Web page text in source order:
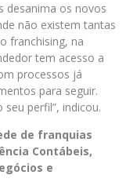
desanima os novos
não existem tantas
franchising, na
tem acesso a
processos já
para seguir.
perfil”, indicou.
de franquias
Contábeis,
e